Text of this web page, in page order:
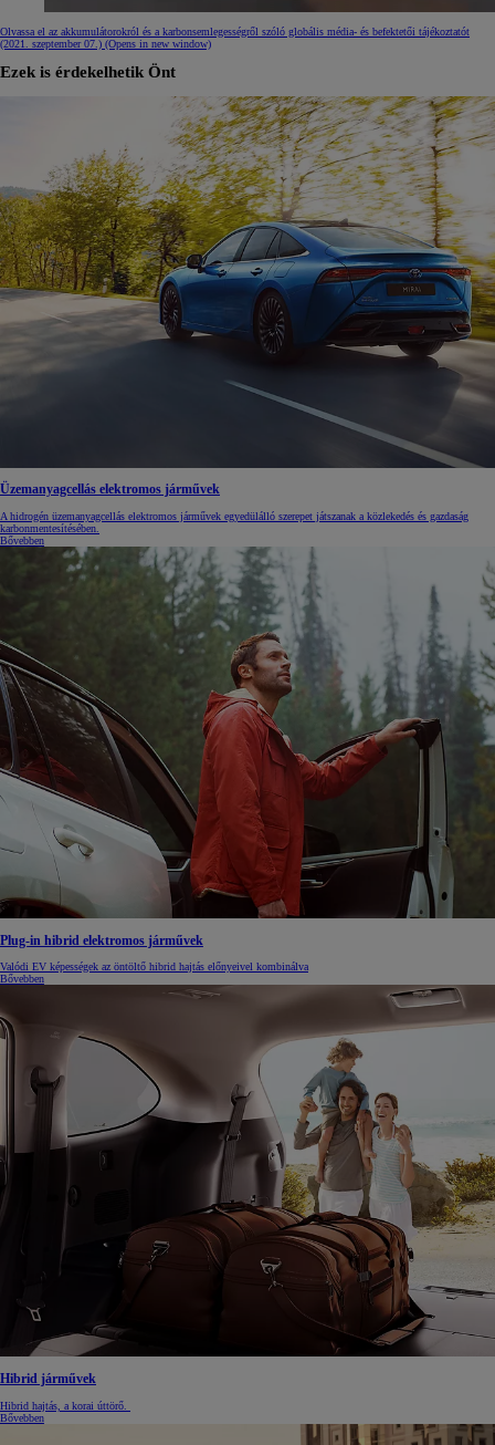
Olvassa el az akkumulátorokról és a karbonsemlegességről szóló globális média- és befektetői tájékoztatót
(2021. szeptember 07.) (Opens in new window)
Ezek is érdekelhetik Önt
Üzemanyagcellás elektromos járművek
A hidrogén üzemanyagcellás elektromos járművek egyedülálló szerepet játszanak a közlekedés és gazdaság
karbonmentesítésében.
Bővebben
Plug-in hibrid elektromos járművek
Valódi EV képességek az öntöltő hibrid hajtás előnyeivel kombinálva
Bővebben
Hibrid járművek
Hibrid hajtás, a korai úttörő.
Bővebben